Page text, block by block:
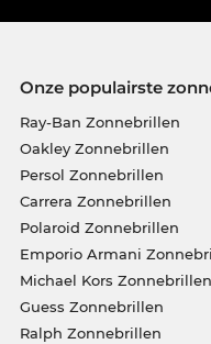
Onze populairste
Ray-Ban Zonnebrillen
Oakley Zonnebrillen
Persol Zonnebrillen
Carrera Zonnebrillen
Polaroid Zonnebrillen
Emporio Armani
Michael Kors Zonnebrillen
Guess Zonnebrillen
Ralph Zonnebrillen